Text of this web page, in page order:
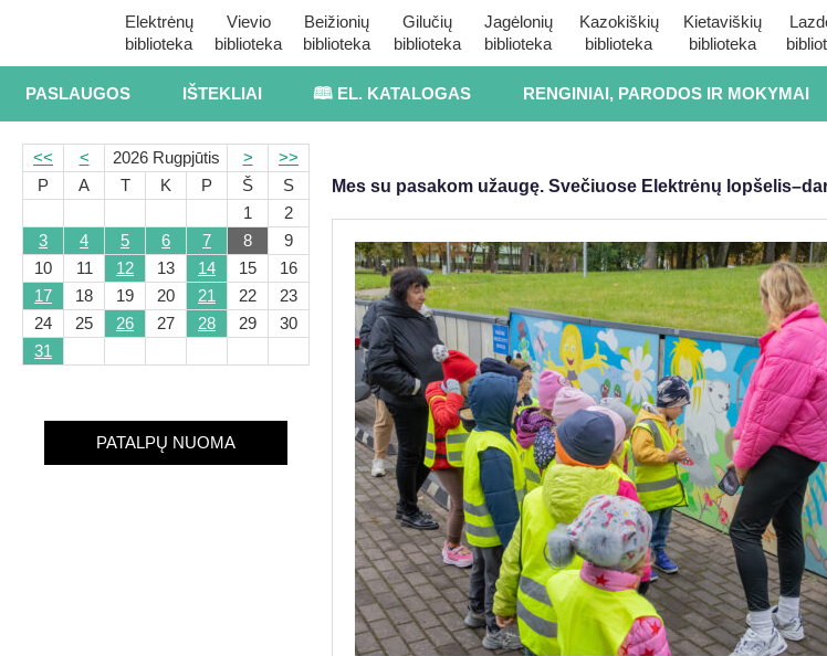
Elektrėnų
biblioteka
Vievio
biblioteka
Beižionių
biblioteka
Gilučių
biblioteka
Jagėlonių
biblioteka
Kazokiškių
biblioteka
Kietaviškių
biblioteka
PASLAUGOS IŠTEKLIAI 🕮 EL. KATALOGAS RENGINIAI, PARODOS IR MOKYMAI
<< < 2026 Rugpjūtis >
>>
P
A T K P Š
S
1
2
3
4 5 6 7 8
9
10
11 12 13 14 15
16
17
18 19 20 21 22
23
24
25 26 27 28 29
30
31
PATALPŲ NUOMA
Mes su pasakom užaugę. Svečiuose Elektrėnų